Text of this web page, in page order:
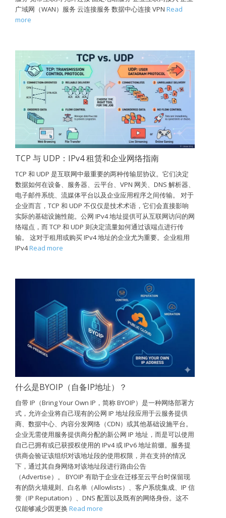
广域网（WAN）服务 云连接服务 数据中心连接 VPN Read
more
TCP 与 UDP：IPv4 租赁和企业网络指南
TCP 和 UDP 是互联网中最重要的两种传输层协议。它们决定
数据如何在设备、服务器、云平台、VPN 网关、DNS 解析器、
电子邮件系统、流媒体平台以及企业应用程序之间传输。 对于
企业而言，TCP 和 UDP 不仅仅是技术术语，它们会直接影响
实际的基础设施性能。公网 IPv4 地址提供可从互联网访问的网
络端点，而 TCP 和 UDP 则决定流量如何通过该端点进行传
输。 这对于租用或购买 IPv4 地址的企业尤为重要。企业租用
IPv4Read more
什么是BYOIP（自备IP地址）？
自带 IP（Bring Your Own IP，简称 BYOIP）是一种网络部署方
式，允许企业将自己现有的公网 IP 地址段应用于云服务提供
商、数据中心、内容分发网络（CDN）或其他基础设施平台。
企业无需使用服务提供商分配的新公网 IP 地址，而是可以使用
自己已拥有或已获授权使用的 IPv4 或 IPv6 地址前缀。服务提
供商会验证该组织对该地址段的使用权限，并在支持的情况
下，通过其自身网络对该地址段进行路由公告
（Advertise）。 BYOIP 有助于企业在迁移至云平台时保留现
有的防火墙规则、白名单（Allowlists）、客户系统集成、IP 信
誉（IP Reputation）、DNS 配置以及既有的网络身份。这不
仅能够减少因更换 Read more